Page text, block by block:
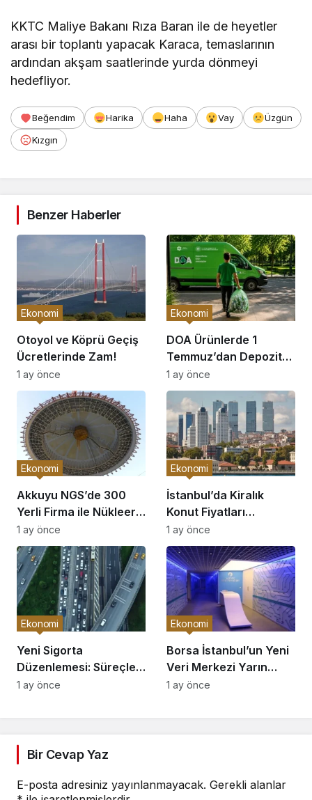
KKTC Maliye Bakanı Rıza Baran ile de heyetler
arası bir toplantı yapacak Karaca, temaslarının
ardından akşam saatlerinde yurda dönmeyi
hedefliyor.
Beğendim Harika Haha Vay
Üzgün
Kızgın
Benzer Haberler
Otoyol ve Köprü Geçiş
Ücretlerinde Zam!
Ekonomi
1 ay önce
DOA Ürünlerde 1
Temmuz’dan Depozito
İadesi Başlıyor!
Ekonomi
1 ay önce
Akkuyu NGS’de 300
Yerli Firma ile Nükleer
Atılım!
Ekonomi
1 ay önce
İstanbul’da Kiralık
Konut Fiyatları
Yükseliyor!
Ekonomi
1 ay önce
Yeni Sigorta
Düzenlemesi: Süreçler
Hızlanıyor!
Ekonomi
1 ay önce
Borsa İstanbul’un Yeni
Veri Merkezi Yarın
Açılıyor!
Ekonomi
1 ay önce
Bir Cevap Yaz
E-posta adresiniz yayınlanmayacak. Gerekli alanlar